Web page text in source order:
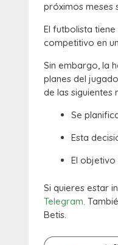
próximos meses
El futbolista
competitivo en
Sin embargo, la
planes del
de las siguientes
Se
Esta
El objetivo
Si quieres estar
Telegram.
Betis.